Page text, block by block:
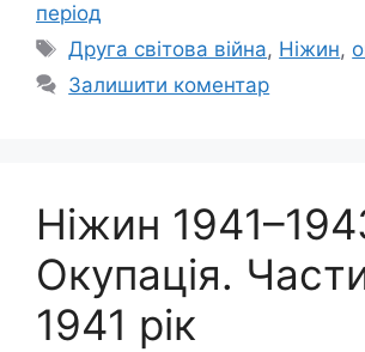
період
Позначки
Друга світова війна, Ніжин,
Залишити коментар
Ніжин
Окупація.
1941 рік